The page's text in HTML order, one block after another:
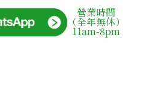
營業時間
（全年無休）
11am-8pm